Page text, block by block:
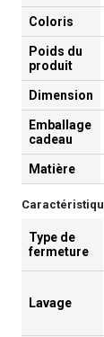
Coloris
Poids du
produit
Dimension
Emballage
cadeau
Matière
Type de
fermeture
Lavage